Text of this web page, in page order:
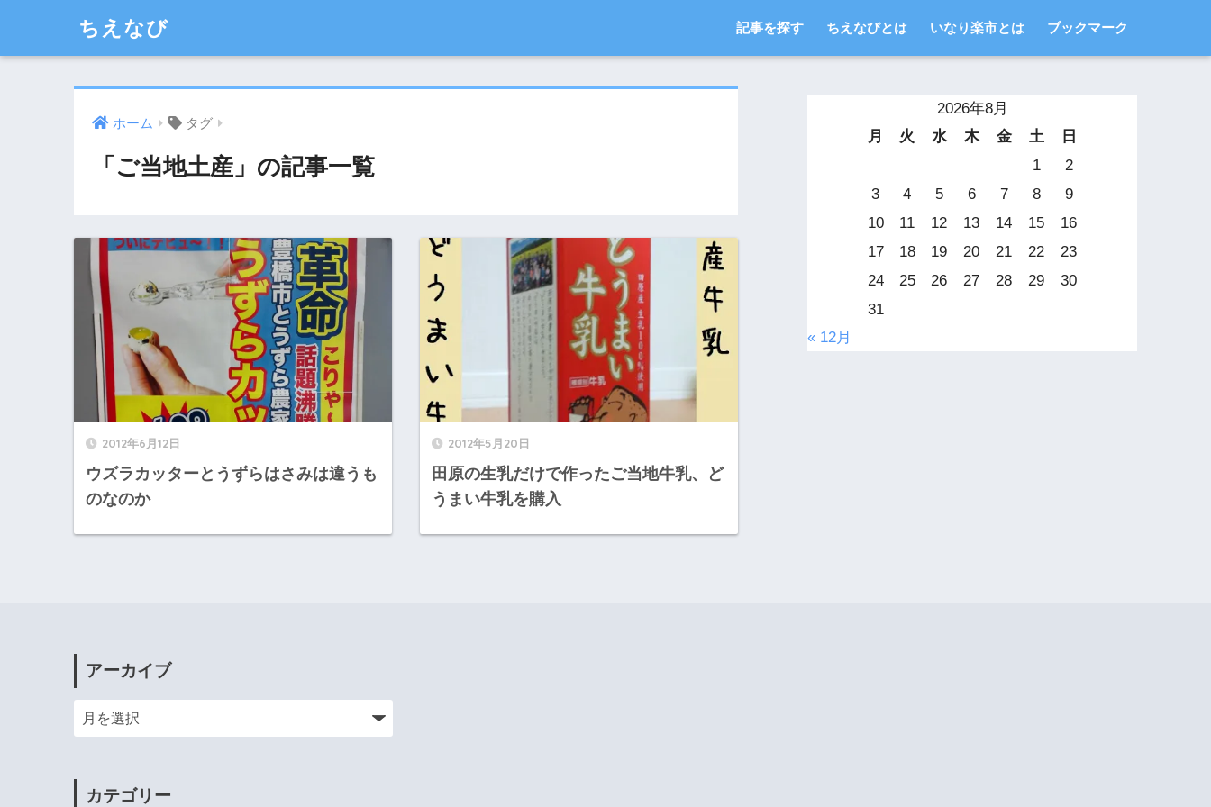
ちえなび 記事を探す ちえなびとは いなり楽市とは ブックマーク
ホーム タグ
「ご当地土産」の記事一覧
2012年6月12日
ウズラカッターとうずらはさみは違うも
のなのか
2012年5月20日
田原の生乳だけで作ったご当地牛乳、ど
うまい牛乳を購入
2026年8月
月
火 水 木 金 土
日
1
2
3
4 5 6 7 8
9
10
11 12 13 14 15
16
17
18 19 20 21 22
23
24
25 26 27 28 29
30
31
« 12月
アーカイブ
カテゴリー